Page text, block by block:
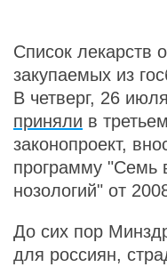
Список лекарств
закупаемых из
В четверг, 26
приняли в
законопроект,
программу "Семь
нозологий" от
До сих пор
для россиян,